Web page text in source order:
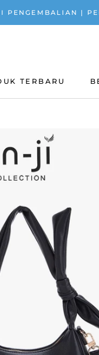
PENGEMBALIAN |
TERBARU